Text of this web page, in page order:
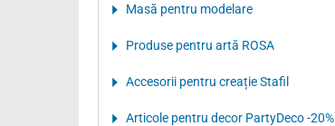
Masă pentru modelare
Produse pentru artă ROSA
Accesorii pentru creație Stafil
Articole pentru decor PartyDeco -20%